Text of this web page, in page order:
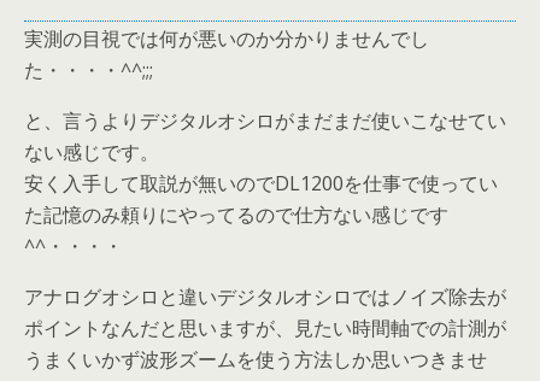
実測の目視では何が悪いのか分かりませんでし
た・・・・^^;;;
と、言うよりデジタルオシロがまだまだ使いこなせてい
ない感じです。
安く入手して取説が無いのでDL1200を仕事で使ってい
た記憶のみ頼りにやってるので仕方ない感じです
^^・・・・
アナログオシロと違いデジタルオシロではノイズ除去が
ポイントなんだと思いますが、見たい時間軸での計測が
うまくいかず波形ズームを使う方法しか思いつきませ